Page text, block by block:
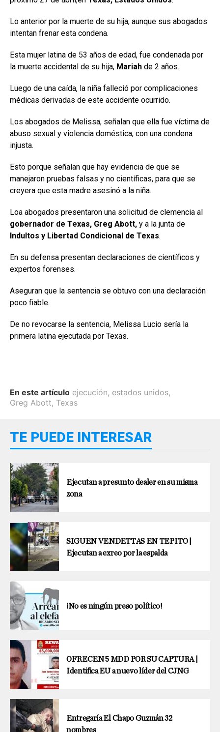
Lo anterior por la muerte de su hija, aunque sus abogados
intentan frenar esta condena.
Esta mujer latina de 53 años de edad, fue condenada por
la muerte accidental de su hija, Mariah de 2 años.
Luego de una caída, la niña falleció por complicaciones
médicas derivadas de este accidente ocurrido.
Los abogados de Melissa, señalan que ella fue víctima de
abuso sexual y violencia doméstica, con una condena
injusta.
Esto porque señalan que hay evidencia de que se
manejaron pruebas falsas y no científicas, para que se
creyera que esta madre asesinó a la niña.
Loa abogados presentaron una solicitud de clemencia al
gobernador de Texas, Greg Abott, y a la junta de
Indultos y Libertad Condicional de Texas.
En su defensa presentan declaraciones de científicos y
expertos forenses.
Aseguran que la sentencia se obtuvo con una declaración
poco fiable.
De no revocarse la sentencia, Melissa Lucio sería la
primera latina ejecutada por Texas.
En este artículo ejecución, estados unidos,
Greg Abott, Texas
TE PUEDE INTERESAR
Ejecutan a presunto dealer en su misma
zona
SIGUEN VENDETTAS EN TEPITO |
Ejecutan a exreo por la espalda
¡No es ningún preso político!
OFRECEN 5 MDD POR SU CAPTURA |
Identifica EU a nuevo líder del CJNG
Entregaría El Chapo Guzmán 32
nombres